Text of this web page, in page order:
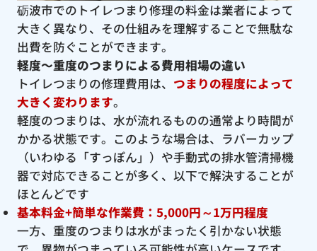
砺波市でのトイレつまり修理の料金は業者によって
大きく異なり、その仕組みを理解することで無駄な
出費を防ぐことができます。
軽度〜重度のつまりによる費用相場の違い
トイレつまりの修理費用は、 つまりの程度によって
大きく変わります。
軽度のつまりは、水が流れるものの通常より時間が
かかる状態です。このような場合は、ラバーカップ
（いわゆる「すっぽん」）や手動式の排水管清掃機
器で対応できることが多く、以下で解決することが
ほとんどです
基本料金+簡単な作業費：5,000円～1万円程度
一方、重度のつまりは水がまったく引かない状態